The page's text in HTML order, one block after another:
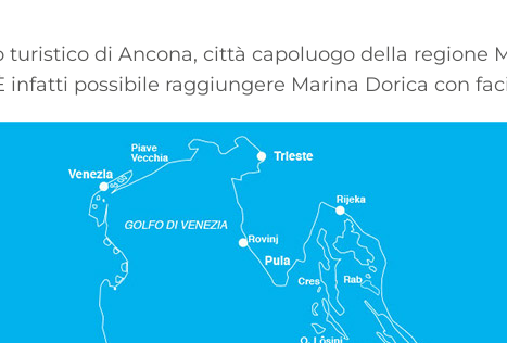
turistico di Ancona, città capoluogo della regione
infatti possibile raggiungere Marina Dorica con